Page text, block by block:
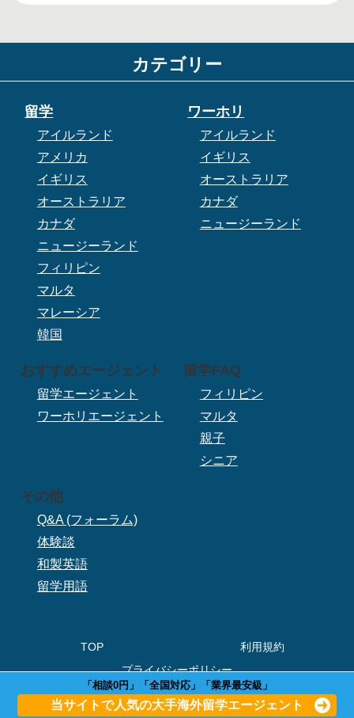
カテゴリー
留学
アイルランド
アメリカ
イギリス
オーストラリア
カナダ
ニュージーランド
フィリピン
マルタ
マレーシア
韓国
ワーホリ
アイルランド
イギリス
オーストラリア
カナダ
ニュージーランド
おすすめエージェント
留学エージェント
ワーホリエージェント
留学FAQ
フィリピン
マルタ
親子
シニア
その他
Q&A (フォーラム)
体験談
和製英語
留学用語
TOP
利用規約
プライバシーポリシー
© 2020 ぼくらの留学.
「相談0円」「全国対応」「業界最安級」
当サイトで人気の大手海外留学エージェント